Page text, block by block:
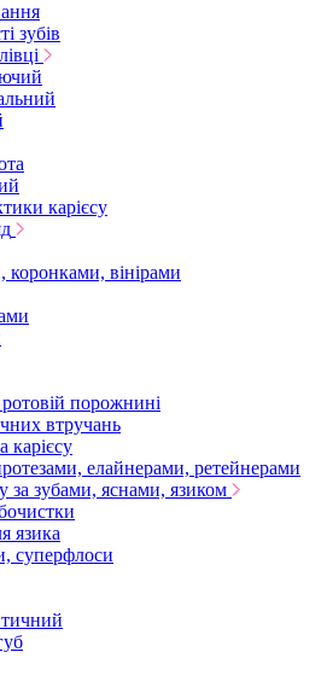
зубів
карієсу
коронками, вінірами
ротовій порожнині
втручань
карієсу
елайнерами, ретейнерами
за зубами, яснами, язиком
язика
суперфлоси